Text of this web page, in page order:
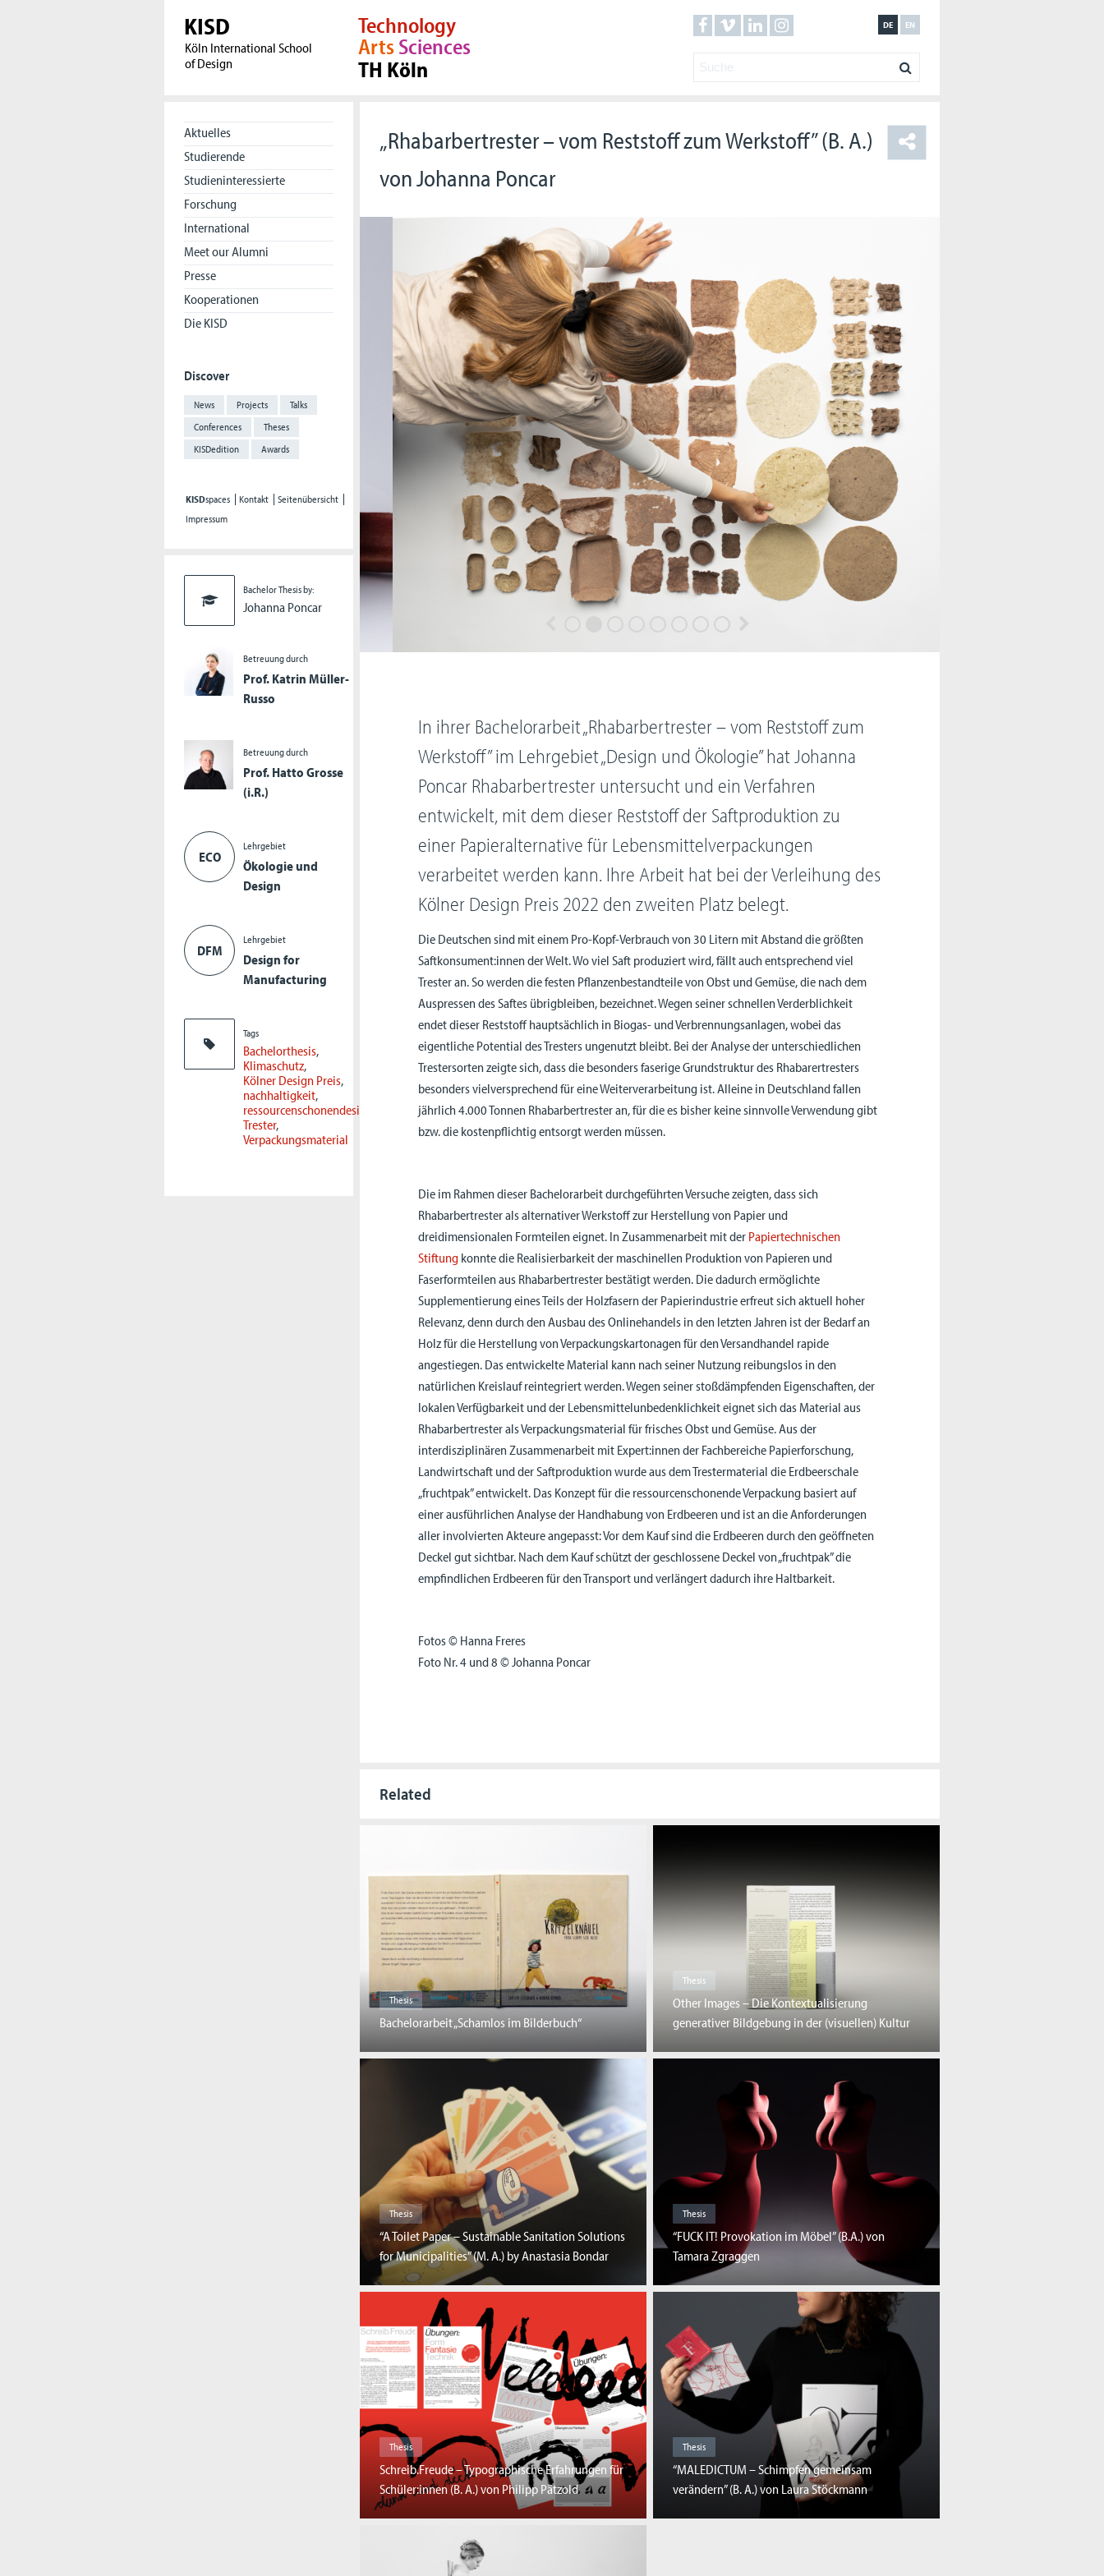
KISD
Köln International School
of Design
EN
DE
Technology
ArtsSciences
TH Köln
Aktuelles
Studierende
Studieninteressierte
Forschung
International
Meet our Alumni
Presse
Kooperationen
Die KISD
Discover
News Projects
Talks
Conferences
Theses
KISDedition
Awards
KISDspaces Kontakt
Seitenübersicht
Impressum
Bachelor Thesis by:
Johanna Poncar
Betreuung durch
Prof. Katrin Müller-
Russo
Betreuung durch
Prof. Hatto Grosse
(i.R.)
ECO
Lehrgebiet
Ökologie und
Design
DFM
Lehrgebiet
Design for
Manufacturing
Tags
Bachelorthesis
Klimaschutz
Kölner Design Preis
nachhaltigkeit
ressourcenschonendesis
Trester
Verpackungsmaterial
„Rhabarbertrester – vom Reststoff zum Werkstoff” (B. A.)
von Johanna Poncar
In ihrer Bachelorarbeit „Rhabarbertrester – vom Reststoff zum
Werkstoff” im Lehrgebiet „Design und Ökologie” hat Johanna
Poncar Rhabarbertrester untersucht und ein Verfahren
entwickelt, mit dem dieser Reststoff der Saftproduktion zu
einer Papieralternative für Lebensmittelverpackungen
verarbeitet werden kann. Ihre Arbeit hat bei der Verleihung des
Kölner Design Preis 2022 den zweiten Platz belegt.
Die Deutschen sind mit einem Pro-Kopf-Verbrauch von 30 Litern mit Abstand die größten
Saftkonsument:innen der Welt. Wo viel Saft produziert wird, fällt auch entsprechend viel
Trester an. So werden die festen Pflanzenbestandteile von Obst und Gemüse, die nach dem
Auspressen des Saftes übrigbleiben, bezeichnet. Wegen seiner schnellen Verderblichkeit
endet dieser Reststoff hauptsächlich in Biogas- und Verbrennungsanlagen, wobei das
eigentliche Potential des Tresters ungenutzt bleibt. Bei der Analyse der unterschiedlichen
Trestersorten zeigte sich, dass die besonders faserige Grundstruktur des Rhabarertresters
besonders vielversprechend für eine Weiterverarbeitung ist. Alleine in Deutschland fallen
jährlich 4.000 Tonnen Rhabarbertrester an, für die es bisher keine sinnvolle Verwendung gibt
bzw. die kostenpflichtig entsorgt werden müssen.
Die im Rahmen dieser Bachelorarbeit durchgeführten Versuche zeigten, dass sich
Rhabarbertrester als alternativer Werkstoff zur Herstellung von Papier und
dreidimensionalen Formteilen eignet. In Zusammenarbeit mit der Papiertechnischen
Stiftung konnte die Realisierbarkeit der maschinellen Produktion von Papieren und
Faserformteilen aus Rhabarbertrester bestätigt werden. Die dadurch ermöglichte
Supplementierung eines Teils der Holzfasern der Papierindustrie erfreut sich aktuell hoher
Relevanz, denn durch den Ausbau des Onlinehandels in den letzten Jahren ist der Bedarf an
Holz für die Herstellung von Verpackungskartonagen für den Versandhandel rapide
angestiegen. Das entwickelte Material kann nach seiner Nutzung reibungslos in den
natürlichen Kreislauf reintegriert werden. Wegen seiner stoßdämpfenden Eigenschaften, der
lokalen Verfügbarkeit und der Lebensmittelunbedenklichkeit eignet sich das Material aus
Rhabarbertrester als Verpackungsmaterial für frisches Obst und Gemüse. Aus der
interdisziplinären Zusammenarbeit mit Expert:innen der Fachbereiche Papierforschung,
Landwirtschaft und der Saftproduktion wurde aus dem Trestermaterial die Erdbeerschale
„fruchtpak” entwickelt. Das Konzept für die ressourcenschonende Verpackung basiert auf
einer ausführlichen Analyse der Handhabung von Erdbeeren und ist an die Anforderungen
aller involvierten Akteure angepasst: Vor dem Kauf sind die Erdbeeren durch den geöffneten
Deckel gut sichtbar. Nach dem Kauf schützt der geschlossene Deckel von „fruchtpak” die
empfindlichen Erdbeeren für den Transport und verlängert dadurch ihre Haltbarkeit.
Fotos © Hanna Freres
Foto Nr. 4 und 8 © Johanna Poncar
Related
Thesis
Bachelorarbeit „Schamlos im Bilderbuch“
Thesis
Other Images – Die Kontextualisierung
generativer Bildgebung in der (visuellen) Kultur
Thesis
“A Toilet Paper – Sustainable Sanitation Solutions
for Municipalities” (M. A.) by Anastasia Bondar
Thesis
“FUCK IT! Provokation im Möbel” (B.A.) von
Tamara Zgraggen
Thesis
“MALEDICTUM – Schimpfen gemeinsam
verändern” (B. A.) von Laura Stöckmann
Thesis
Schreib.Freude – Typographische Erfahrungen für
Schüler:innen (B. A.) von Philipp Pätzold